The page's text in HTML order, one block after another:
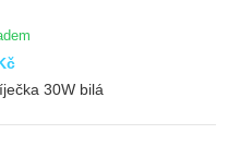
30W bilá